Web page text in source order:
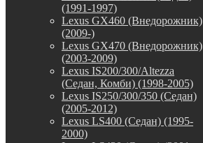
(1991-1997)
Lexus GX460 (Внедорожник)
(2009-)
Lexus GX470 (Внедорожник)
(2003-2009)
Lexus IS200/300/Altezza
(Седан, Комби) (1998-2005)
Lexus IS250/300/350 (Седан)
(2005-2012)
Lexus LS400 (Седан) (1995-
2000)